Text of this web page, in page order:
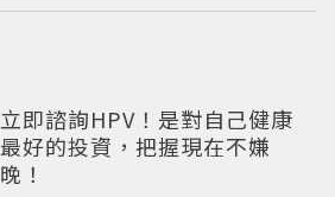
立即諮詢HPV！是對自己健康
最好的投資，把握現在不嫌
晚！